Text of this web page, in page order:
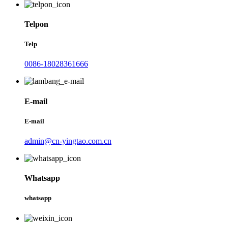
Telpon
Telp
0086-18028361666
E-mail
E-mail
admin@cn-yingtao.com.cn
Whatsapp
whatsapp